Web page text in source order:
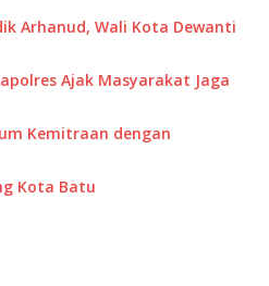
Arhanud, Wali Kota Dewanti
Ajak Masyarakat Jaga
Kemitraan dengan
Kota Batu